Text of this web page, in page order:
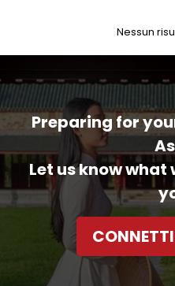
Nessun
Preparing for
Let us know